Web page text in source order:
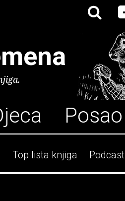
Posao
Top lista knjiga Podcast